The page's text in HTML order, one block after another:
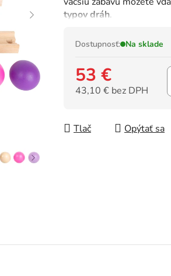
0,0
z
hviezdičiek.
typov dráh.
Dostupnosť: Na sklade
53 €
43,10 € bez DPH
Tlač
Opýtať sa